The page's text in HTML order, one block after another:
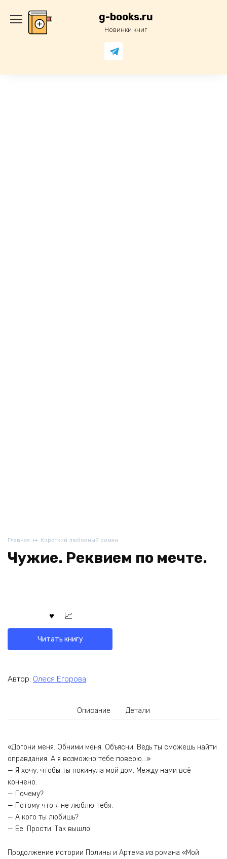
содержанию
g-books.ru
Новинки книг
Главная Короткий любовный роман
Чужие. Реквием по мечте.
Читать книгу
Автор: Олеся Егорова
Описание Детали
«Догони меня. Обними меня. Объясни. Ведь ты сможешь найти
оправдания. А я возможно тебе поверю…»
— Я хочу, чтобы ты покинула мой дом. Между нами всё
кончено.
— Почему?
— Потому что я не люблю тебя.
— А кого ты любишь?
— Её. Прости. Так вышло.
Продолжение истории Полины и Артёма из романа «Мой